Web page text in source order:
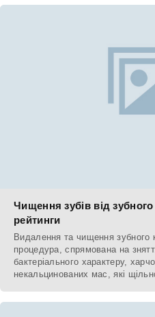
Чищення зубів від
рейтинги
Видалення та чищення
процедура, спрямована на
бактеріального характеру,
некальцинованих мас, які